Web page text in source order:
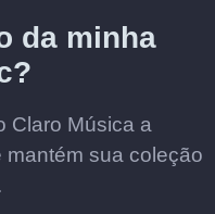
da minha
Claro Música a
sua coleção